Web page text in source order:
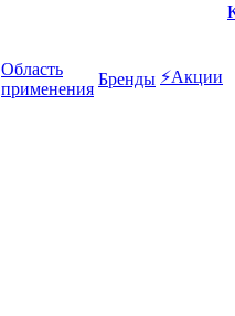
Область
применения
Бренды ⚡Акции